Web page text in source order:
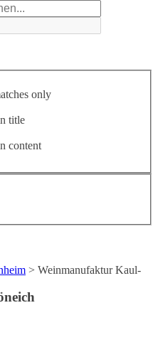
only
title
content
> Weinmanufaktur Kaul-